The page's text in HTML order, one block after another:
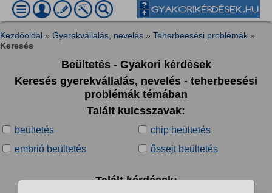
Kezdőoldal » Gyerekvállalás, nevelés » Teherbeesési problémák »
Keresés
Beültetés - Gyakori kérdések
Keresés gyerekvállalás, nevelés - teherbeesési
problémák témában
Talált kulcsszavak:
beültetés
chip beültetés
embrió beültetés
őssejt beültetés
Talált kérdések: